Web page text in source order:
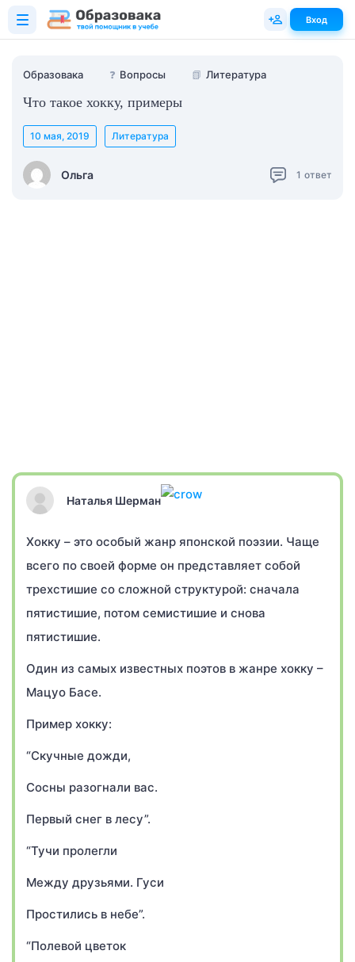
Образовака ❓ Вопросы 📗 Литература
Что такое хокку, примеры
Ольга
10 мая, 2019 Литература
1 ответ
Наталья Шерман
Хокку – это особый жанр японской поэзии. Чаще
всего по своей форме он представляет собой
трехстишие со сложной структурой: сначала
пятистишие, потом семистишие и снова
пятистишие.
Один из самых известных поэтов в жанре хокку –
Мацуо Басе.
Пример хокку:
“Скучные дожди,
Сосны разогнали вас.
Первый снег в лесу”.
“Тучи пролегли
Между друзьями. Гуси
Простились в небе”.
“Полевой цветок
Вход